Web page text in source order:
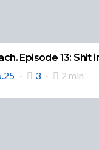
Episode 13: Shit
3 2 min